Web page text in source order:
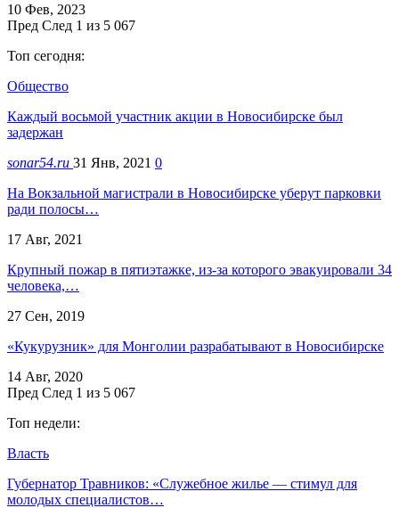
10 Фев, 2023
Пред След 1 из 5 067
Топ сегодня:
Общество
Каждый восьмой участник акции в Новосибирске был
задержан
sonar54.ru 31 Янв, 2021 0
На Вокзальной магистрали в Новосибирске уберут парковки
ради полосы…
17 Авг, 2021
Крупный пожар в пятиэтажке, из-за которого эвакуировали 34
человека,…
27 Сен, 2019
«Кукурузник» для Монголии разрабатывают в Новосибирске
14 Авг, 2020
Пред След 1 из 5 067
Топ недели:
Власть
Губернатор Травников: «Служебное жилье — стимул для
молодых специалистов…